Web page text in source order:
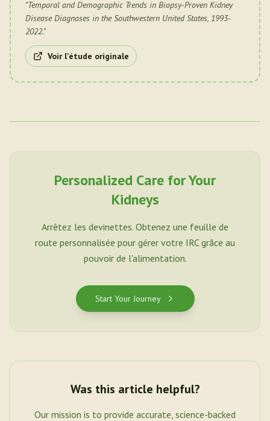
"Temporal and Demographic Trends in Biopsy-Proven Kidney
Disease Diagnoses in the Southwestern United States, 1993-
2022."
Voir l'étude originale
Personalized Care for Your
Kidneys
Arrêtez les devinettes. Obtenez une feuille de
route personnalisée pour gérer votre IRC grâce au
pouvoir de l'alimentation.
Start Your Journey
Was this article helpful?
Our mission is to provide accurate, science-backed